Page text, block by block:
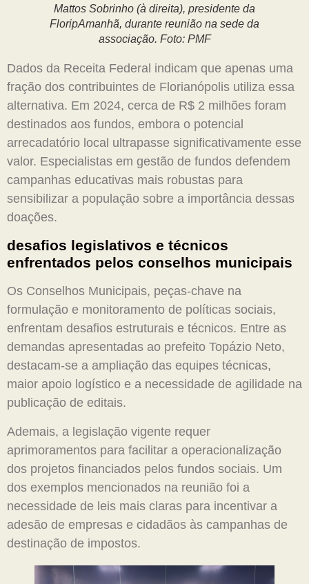
Mattos Sobrinho (à direita), presidente da
FloripAmanhã, durante reunião na sede da
associação. Foto: PMF
Dados da Receita Federal indicam que apenas uma
fração dos contribuintes de Florianópolis utiliza essa
alternativa. Em 2024, cerca de R$ 2 milhões foram
destinados aos fundos, embora o potencial
arrecadatório local ultrapasse significativamente esse
valor. Especialistas em gestão de fundos defendem
campanhas educativas mais robustas para
sensibilizar a população sobre a importância dessas
doações.
desafios legislativos e técnicos
enfrentados pelos conselhos municipais
Os Conselhos Municipais, peças-chave na
formulação e monitoramento de políticas sociais,
enfrentam desafios estruturais e técnicos. Entre as
demandas apresentadas ao prefeito Topázio Neto,
destacam-se a ampliação das equipes técnicas,
maior apoio logístico e a necessidade de agilidade na
publicação de editais.
Ademais, a legislação vigente requer
aprimoramentos para facilitar a operacionalização
dos projetos financiados pelos fundos sociais. Um
dos exemplos mencionados na reunião foi a
necessidade de leis mais claras para incentivar a
adesão de empresas e cidadãos às campanhas de
destinação de impostos.